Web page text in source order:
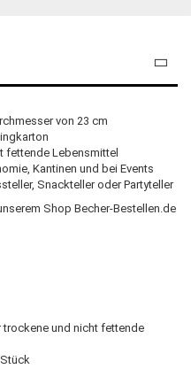
von 23 cm
fettende Lebensmittel
Kantinen und bei Events
Snackteller oder Partyteller
Shop Becher-Bestellen.de
trockene und nicht fettende